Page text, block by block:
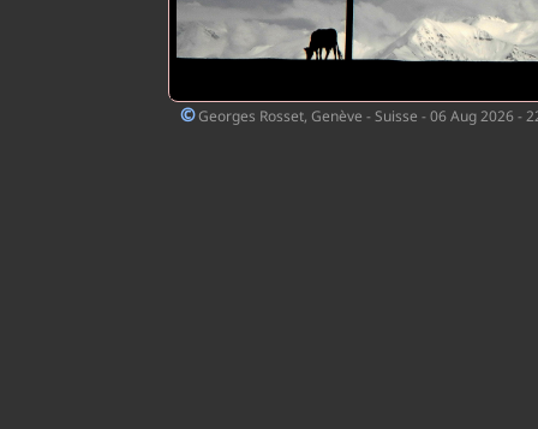
©Georges Rosset, Genève - Suisse - 06 Aug 2026 -